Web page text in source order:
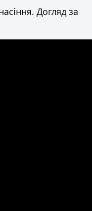
Догляд за